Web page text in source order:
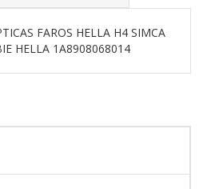
FAROS HELLA H4 SIMCA
HELLA 1A8908068014